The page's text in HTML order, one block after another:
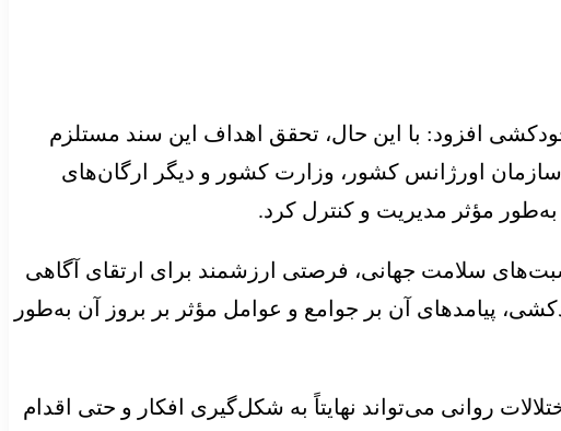
افزود: با این حال، تحقق اهداف این سند مستلزم
اورژانس کشور، وزارت کشور و دیگر ارگان‌های
مؤثر مدیریت و کنترل کرد.
سلامت جهانی، فرصتی ارزشمند برای ارتقای آگاهی
پیامدهای آن بر جوامع و عوامل مؤثر بر بروز آن به‌طور
روانی می‌تواند نهایتاً به شکل‌گیری افکار و حتی اقدام